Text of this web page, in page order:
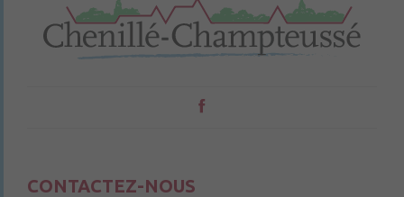
CONTACTEZ-NOUS